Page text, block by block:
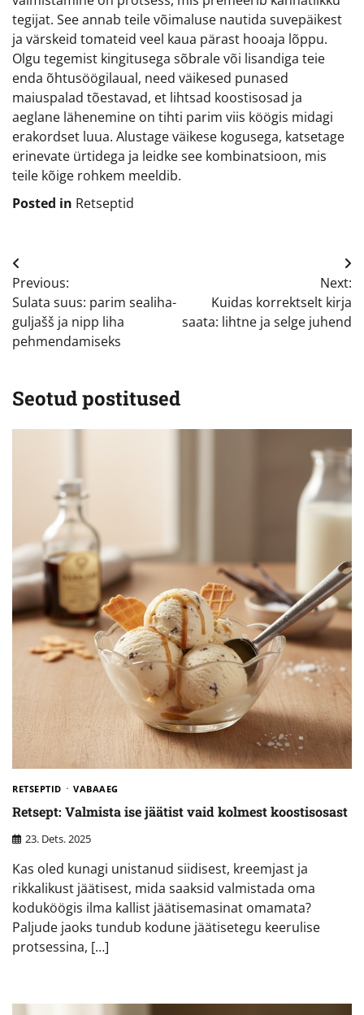
tegijat. See annab teile võimaluse nautida suvepäikest
ja värskeid tomateid veel kaua pärast hooaja lõppu.
Olgu tegemist kingitusega sõbrale või lisandiga teie
enda õhtusöögilaual, need väikesed punased
maiuspalad tõestavad, et lihtsad koostisosad ja
aeglane lähenemine on tihti parim viis köögis midagi
erakordset luua. Alustage väikese kogusega, katsetage
erinevate ürtidega ja leidke see kombinatsioon, mis
teile kõige rohkem meeldib.
Posted in Retseptid
Navigeerimine
Previous:
Sulata suus: parim sealiha-
guljašš ja nipp liha
pehmendamiseks
Next:
Kuidas korrektselt kirja
saata: lihtne ja selge juhend
Seotud postitused
RETSEPTID VABAAEG
Retsept: Valmista ise jäätist vaid kolmest koostisosast
23. Dets. 2025
Kas oled kunagi unistanud siidisest, kreemjast ja
rikkalikust jäätisest, mida saaksid valmistada oma
koduköögis ilma kallist jäätisemasinat omamata?
Paljude jaoks tundub kodune jäätisetegu keerulise
protsessina, […]